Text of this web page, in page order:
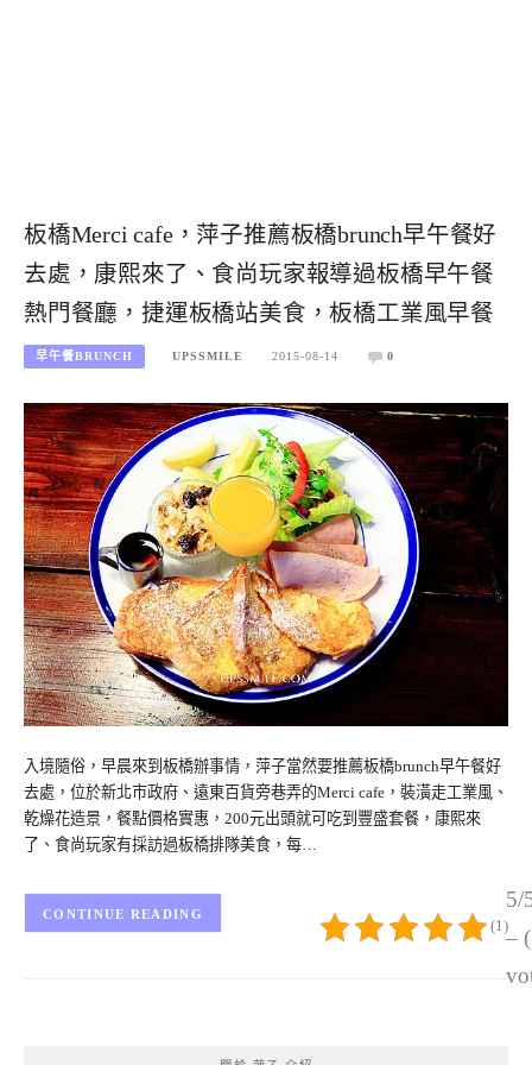
板橋Merci cafe，萍子推薦板橋brunch早午餐好
去處，康熙來了、食尚玩家報導過板橋早午餐
熱門餐廳，捷運板橋站美食，板橋工業風早餐
早午餐BRUNCH UPSSMILE 2015-08-14 0
入境隨俗，早晨來到板橋辦事情，萍子當然要推薦板橋brunch早午餐好
去處，位於新北市政府、遠東百貨旁巷弄的Merci cafe，裝潢走工業風、
乾燥花造景，餐點價格實惠，200元出頭就可吃到豐盛套餐，康熙來
了、食尚玩家有採訪過板橋排隊美食，每…
5/
–
(1)
CONTINUE READING